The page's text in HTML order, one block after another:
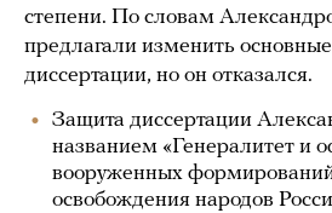
степени. По словам
предлагали изменить
диссертации, но он отказался.
Защита диссертации
названием «Генералитет и
вооруженных
освобождения народов